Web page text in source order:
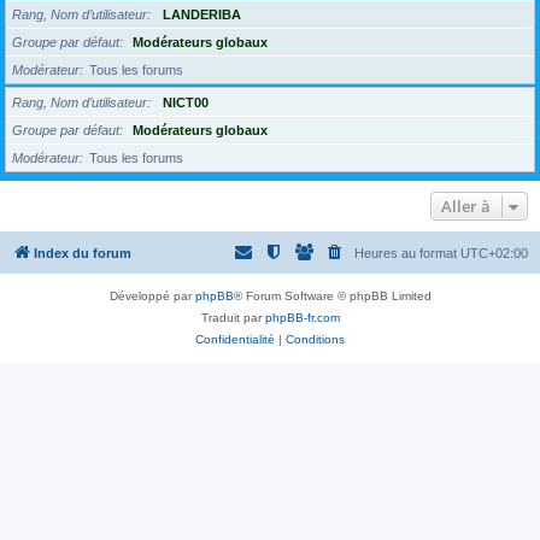
Rang, Nom d’utilisateur
LANDERIBA
Groupe par défaut
Modérateurs globaux
Modérateur
Tous les forums
Rang, Nom d’utilisateur
NICT00
Groupe par défaut
Modérateurs globaux
Modérateur
Tous les forums
Aller à
Index du forum Heures au format UTC+02:00
Développé parphpBB® Forum Software © phpBB Limited
Traduit parphpBB-fr.com
Confidentialité | Conditions